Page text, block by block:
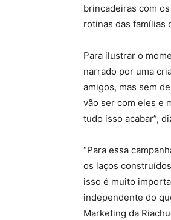
brincadeiras com
rotinas das famílias
Para ilustrar o
narrado por uma
amigos, mas sem
vão ser com eles e
tudo isso acabar”,
“Para essa
os laços
isso é muito
independente do
Marketing da